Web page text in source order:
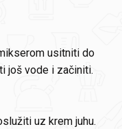
usitniti do
još vode i začiniti.
uz krem juhu.